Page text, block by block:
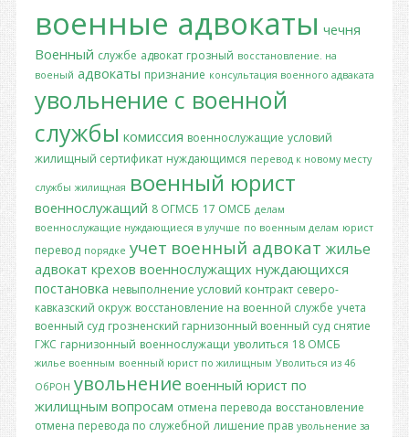
военные адвокаты чечня
Военный службе адвокат грозный восстановление. на
военый адвокаты признание консультация военного адваката
увольнение с военной
службы комиссия военнослужащие условий
жилищный сертификат нуждающимся перевод к новому месту
службы жилищная военный юрист
военнослужащий 8 ОГМСБ 17 ОМСБ делам
военнослужащие нуждающиеся в улучше по военным делам юрист
перевод порядке учет военный адвокат жилье
адвокат крехов военнослужащих нуждающихся
постановка невыполнение условий контракт северо-
кавказский окруж восстановление на военной службе учета
военный суд грозненский гарнизонный военный суд снятие
ГЖС гарнизонный военнослужащи уволиться 18 ОМСБ
жилье военным военный юрист по жилищным Уволиться из 46
ОбРОН увольнение военный юрист по
жилищным вопросам отмена перевода восстановление
отмена перевода по служебной лишение прав увольнение за